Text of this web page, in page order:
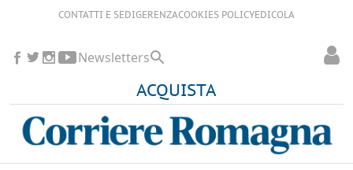
CONTATTI E SEDIGERENZACOOKIES POLICYEDICOLA
ACQUISTA
Newsletters